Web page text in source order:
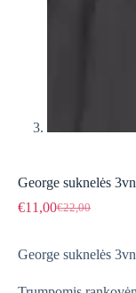
George suknelės
€22,00
Original
was:
€22,00.
€11,00Current
€11,00.
George suknelės